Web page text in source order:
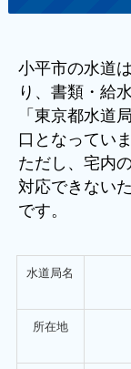
小平市の水道
り、書類・給
「東京都水道
口となっていま
ただし、宅内
対応できない
です。
水道局名
所在地